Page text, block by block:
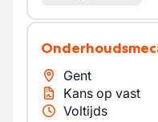
Gent
Kans op vast
Voltijds